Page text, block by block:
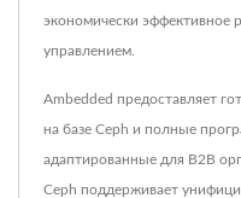
экономически эффективное
управлением.
Ambedded предоставляет
на базе Ceph и полные
адаптированные для B2B
Ceph поддерживает